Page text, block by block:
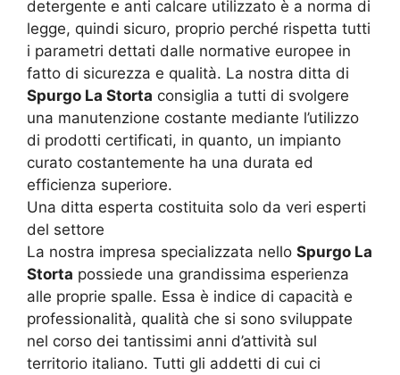
detergente e anti calcare utilizzato è a norma di
legge, quindi sicuro, proprio perché rispetta tutti
i parametri dettati dalle normative europee in
fatto di sicurezza e qualità. La nostra ditta di
Spurgo La Storta consiglia a tutti di svolgere
una manutenzione costante mediante l’utilizzo
di prodotti certificati, in quanto, un impianto
curato costantemente ha una durata ed
efficienza superiore.
Una ditta esperta costituita solo da veri esperti
del settore
La nostra impresa specializzata nello Spurgo La
Storta possiede una grandissima esperienza
alle proprie spalle. Essa è indice di capacità e
professionalità, qualità che si sono sviluppate
nel corso dei tantissimi anni d’attività sul
territorio italiano. Tutti gli addetti di cui ci